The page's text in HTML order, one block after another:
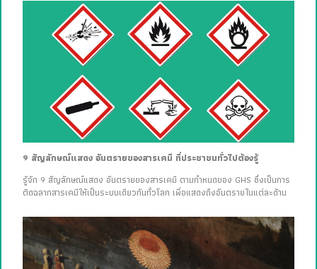
9 สัญลักษณ์แสดง อันตรายของสารเคมี ที่ประชาชนทั่วไปต้องรู้
รู้จัก 9 สัญลักษณ์แสดง อันตรายของสารเคมี ตามกำหนดของ GHS ซึ่งเป็นการ
ติดฉลากสารเคมีให้เป็นระบบเดียวกันทั่วโลก เพื่อแสดงถึงอันตรายในแต่ละด้าน